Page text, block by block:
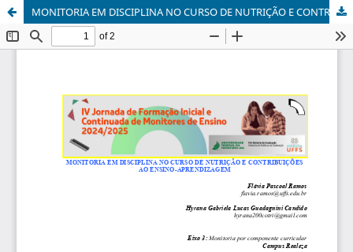
MONITORIA EM DISCIPLINA NO CURSO DE NUTRIÇÃO E CONTRIBUIÇÕES AO ENSINO-APRENDIZAGEM